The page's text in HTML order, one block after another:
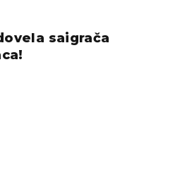
saigrača